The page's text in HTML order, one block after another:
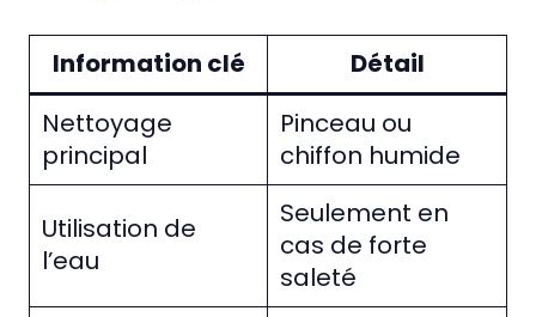
Information clé
Détail
Nettoyage
principal
Pinceau ou
chiffon humide
Utilisation de
l’eau
Seulement en
cas de forte
saleté